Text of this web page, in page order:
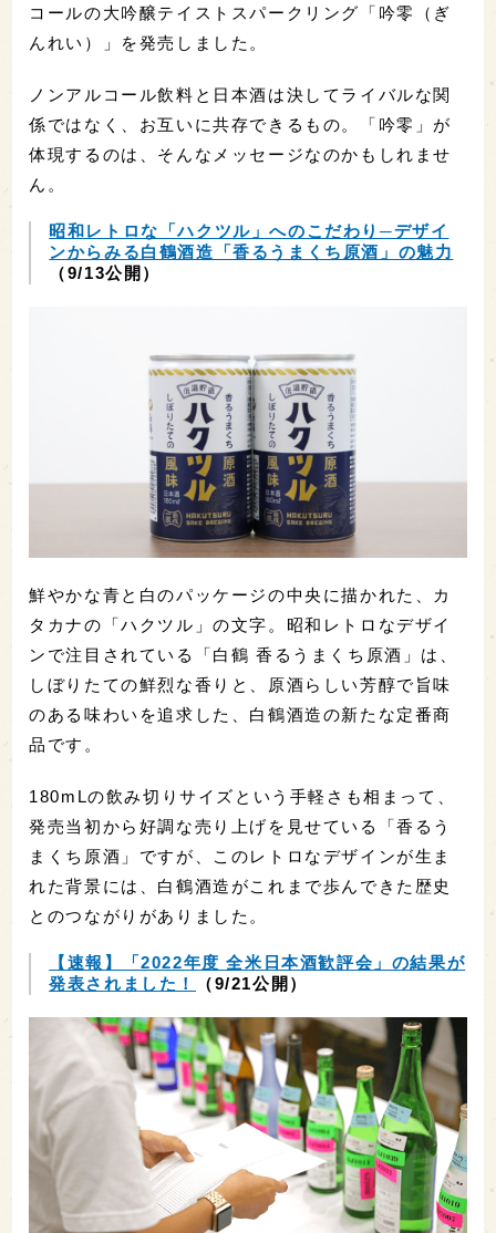
コールの大吟醸テイストスパークリング「吟零（ぎ
んれい）」を発売しました。
ノンアルコール飲料と日本酒は決してライバルな関
係ではなく、お互いに共存できるもの。「吟零」が
体現するのは、そんなメッセージなのかもしれませ
ん。
昭和レトロな「ハクツル」へのこだわり─デザイ
ンからみる白鶴酒造「香るうまくち原酒」の魅力
（9/13公開）
鮮やかな青と白のパッケージの中央に描かれた、カ
タカナの「ハクツル」の文字。昭和レトロなデザイ
ンで注目されている「白鶴 香るうまくち原酒」は、
しぼりたての鮮烈な香りと、原酒らしい芳醇で旨味
のある味わいを追求した、白鶴酒造の新たな定番商
品です。
180mLの飲み切りサイズという手軽さも相まって、
発売当初から好調な売り上げを見せている「香るう
まくち原酒」ですが、このレトロなデザインが生ま
れた背景には、白鶴酒造がこれまで歩んできた歴史
とのつながりがありました。
【速報】「2022年度 全米日本酒歓評会」の結果が
発表されました！
（9/21公開）